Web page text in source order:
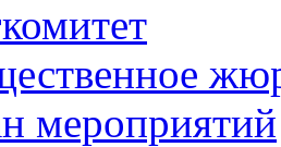
мероприятий